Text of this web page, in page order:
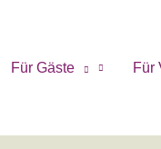
Für Gäste Für